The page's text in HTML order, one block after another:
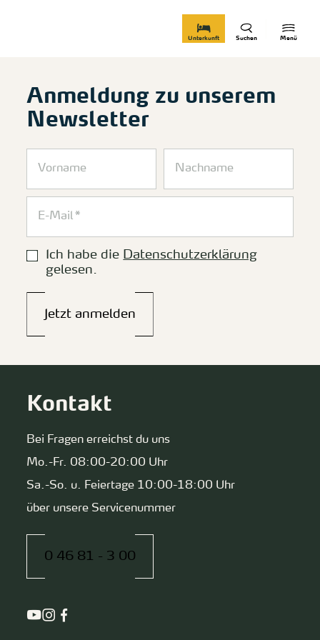
Menü
Suchen
Unterkunft
Anmeldung zu unserem
Newsletter
Ich habe die Datenschutzerklärung
gelesen.
Jetzt anmelden
Kontakt
Bei Fragen erreichst du uns
Mo.-Fr. 08:00-20:00 Uhr
Sa.-So. u. Feiertage 10:00-18:00 Uhr
über unsere Servicenummer
0 46 81 - 3 00